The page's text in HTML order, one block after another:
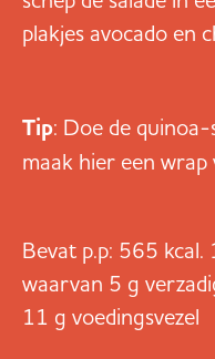
plakjes avocado en
Tip: Doe de
maak hier een wrap
Bevat p.p: 565
waarvan 5 g
11 g voedingsvezel